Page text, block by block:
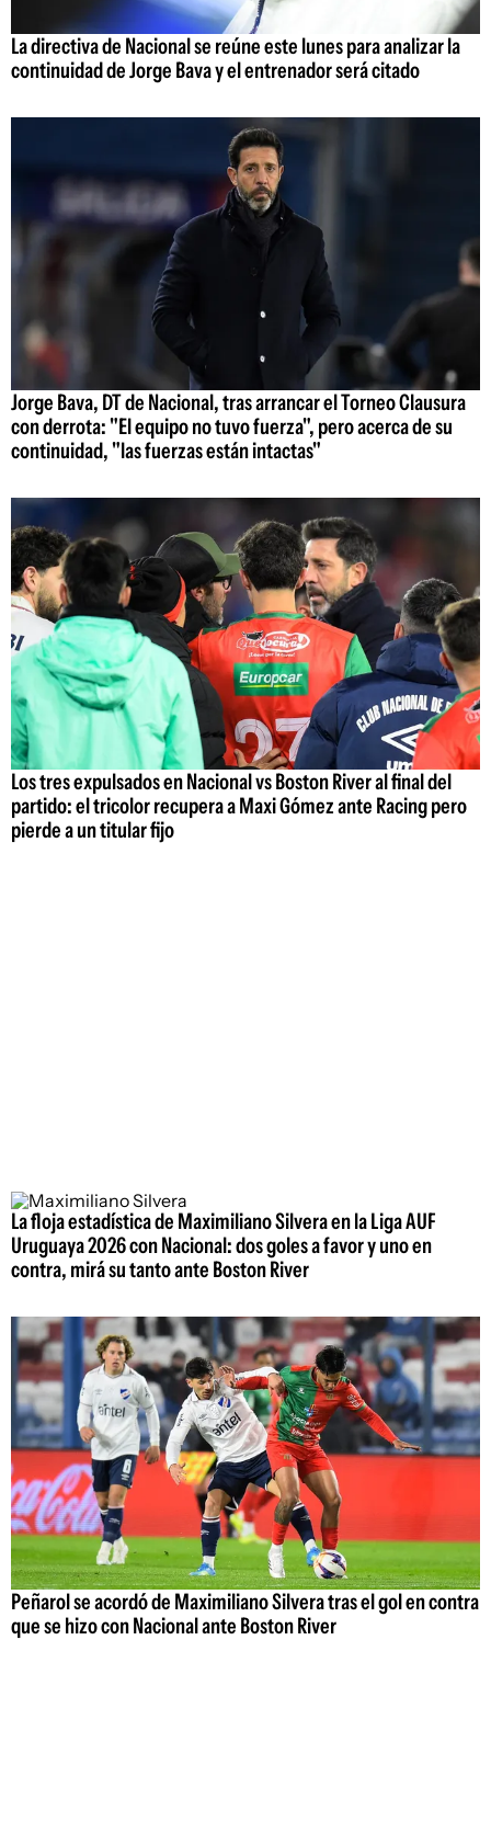
La directiva de Nacional se reúne este lunes para analizar la
continuidad de Jorge Bava y el entrenador será citado
Jorge Bava, DT de Nacional, tras arrancar el Torneo Clausura
con derrota: "El equipo no tuvo fuerza", pero acerca de su
continuidad, "las fuerzas están intactas"
Los tres expulsados en Nacional vs Boston River al final del
partido: el tricolor recupera a Maxi Gómez ante Racing pero
pierde a un titular fijo
La floja estadística de Maximiliano Silvera en la Liga AUF
Uruguaya 2026 con Nacional: dos goles a favor y uno en
contra, mirá su tanto ante Boston River
Peñarol se acordó de Maximiliano Silvera tras el gol en contra
que se hizo con Nacional ante Boston River